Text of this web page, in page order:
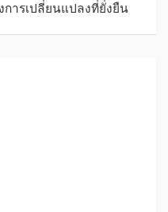
การเปลี่ยนแปลงที่ยั่งยืน